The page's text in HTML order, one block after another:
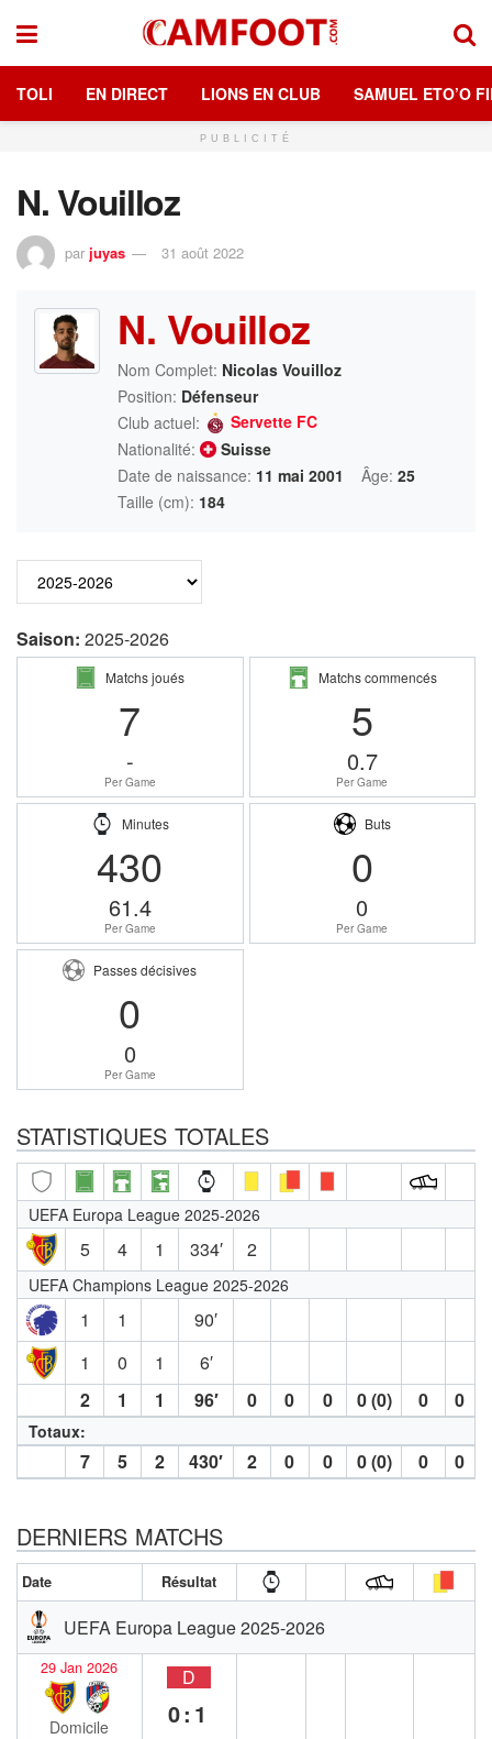
TOLI EN DIRECT LIONS EN CLUB SAMUEL ETO’O
PUBLICITÉ
N. Vouilloz
par juyas 31 août 2022
N. Vouilloz
Nom Complet: Nicolas Vouilloz
Position: Défenseur
Club actuel:
Servette FC
Nationalité:
Suisse
Date de naissance: 11 mai 2001 Âge: 25
Taille (cm): 184
Saison: 2025-2026
Matchs joués
7
-
Per Game
Matchs commencés
5
0.7
Per Game
Minutes
430
61.4
Per Game
Buts
0
0
Per Game
Passes décisives
0
0
Per Game
STATISTIQUES TOTALES
UEFA Europa League 2025-2026
5 4 1 334′ 2
UEFA Champions League 2025-2026
1 1
90′
1
0 1
6′
2
1 1 96′ 0 0 0 0 (0) 0 0
Totaux:
7 5 2 430′ 2 0 0 0 (0) 0 0
DERNIERS MATCHS
Date Résultat
UEFA Europa League 2025-2026
29 Jan 2026
Domicile
D
0:1